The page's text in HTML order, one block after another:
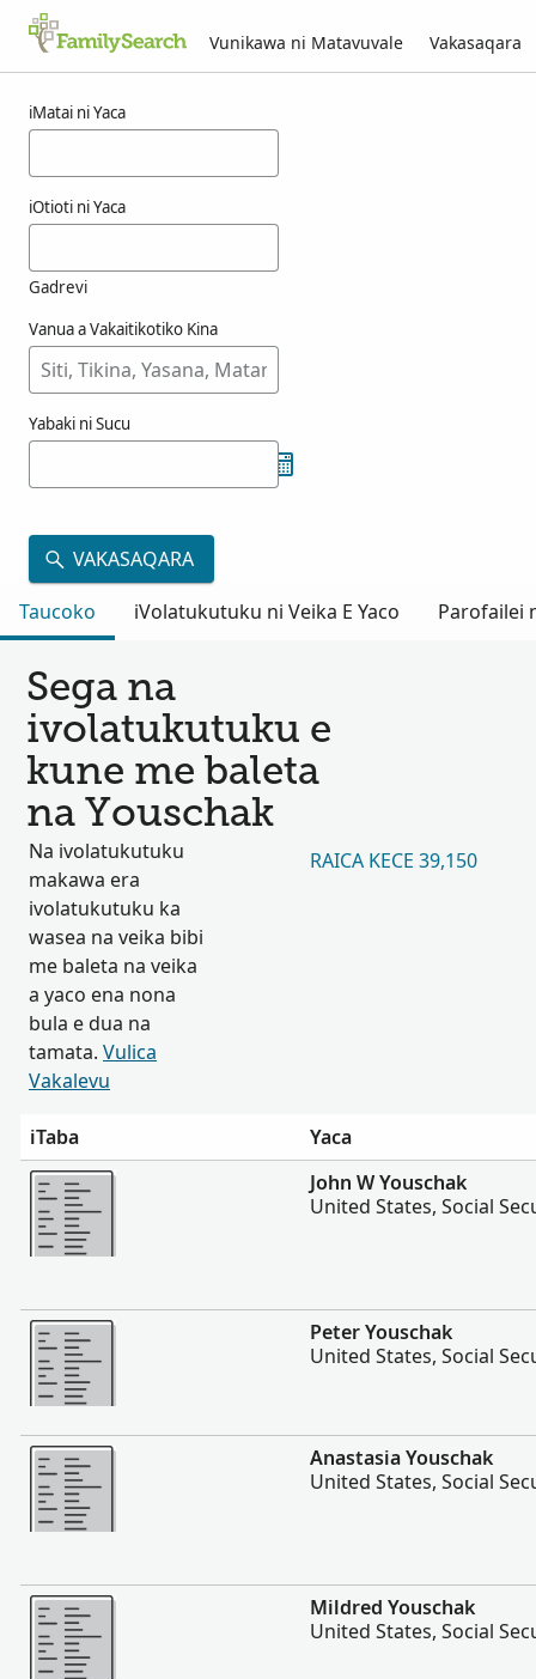
Vunikawa ni Matavuvale Vakasaqara
iMatai ni Yaca
iOtioti ni Yaca
Gadrevi
Vanua a Vakaitikotiko Kina
Yabaki ni Sucu
VAKASAQARA
Taucoko
iVolatukutuku ni Veika E Yaco Parofailei
Sega na
ivolatukutuku e
kune me baleta
na Youschak
Na ivolatukutuku
makawa era
ivolatukutuku ka
wasea na veika bibi
me baleta na veika
a yaco ena nona
bula e dua na
tamata. Vulica
Vakalevu
RAICA KECE 39,150
iTaba
Yaca
Vakalevu cake
John W Youschak
United States, Social
Vakalevu cake
Peter Youschak
United States, Social
Vakalevu cake
Anastasia Youschak
United States, Social
Vakalevu cake
Mildred Youschak
United States, Social